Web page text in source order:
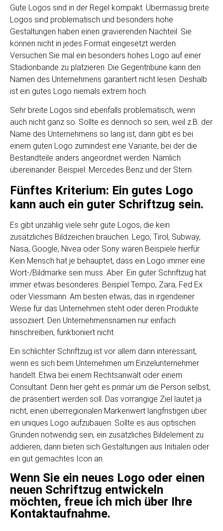
Gute Logos sind in der Regel kompakt. Übermässig breite
Logos sind problematisch und besonders hohe
Gestaltungen haben einen gravierenden Nachteil. Sie
können nicht in jedes Format eingesetzt werden.
Versuchen Sie mal ein besonders hohes Logo auf einer
Stadionbande zu platzieren. Die Gegentribüne kann den
Namen des Unternehmens garantiert nicht lesen. Deshalb
ist ein gutes Logo niemals extrem hoch.
Sehr breite Logos sind ebenfalls problematisch, wenn
auch nicht ganz so. Sollte es dennoch so sein, weil z.B. der
Name des Unternehmens so lang ist, dann gibt es bei
einem guten Logo zumindest eine Variante, bei der die
Bestandteile anders angeordnet werden. Nämlich
übereinander. Beispiel: Mercedes Benz und der Stern.
Fünftes Kriterium: Ein gutes Logo
kann auch ein guter Schriftzug sein.
Es gibt unzählig viele sehr gute Logos, die kein
zusätzliches Bildzeichen brauchen. Lego, Tirol, Subway,
Nasa, Google, Nivea oder Sony wären Beispiele hierfür.
Kein Mensch hat je behauptet, dass ein Logo immer eine
Wort-/Bildmarke sein muss. Aber: Ein guter Schriftzug hat
immer etwas besonderes. Beispiel Tempo, Zara, Fed Ex
oder Viessmann. Am besten etwas, das in irgendeiner
Weise für das Unternehmen steht oder deren Produkte
assoziiert. Den Unternehmensnamen nur einfach
hinschreiben, funktioniert nicht.
Ein schlichter Schriftzug ist vor allem dann interessant,
wenn es sich beim Unternehmen um Einzelunternehmer
handelt. Etwa bei einem Rechtsanwalt oder einem
Consultant. Denn hier geht es primär um die Person selbst,
die präsentiert werden soll. Das vorrangige Ziel lautet ja
nicht, einen überregionalen Markenwert langfristigen über
ein uniques Logo aufzubauen. Sollte es aus optischen
Gründen notwendig sein, ein zusätzliches Bildelement zu
addieren, dann bieten sich Gestaltungen aus Initialen oder
ein gut gemachtes Icon an.
Wenn Sie ein neues Logo oder einen
neuen Schriftzug entwickeln
möchten, freue ich mich über Ihre
Kontaktaufnahme.